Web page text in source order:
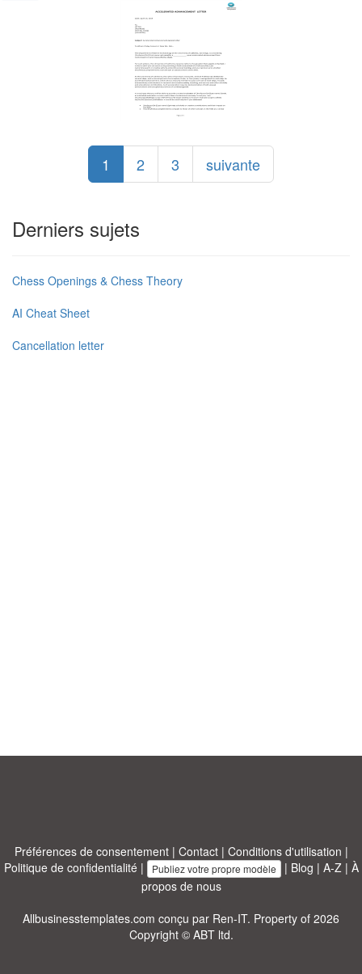
1 2 3 suivante
Derniers sujets
Chess Openings & Chess Theory
AI Cheat Sheet
Cancellation letter
Préférences de consentement| Contact| Conditions d'utilisation |
Politique de confidentialité| Publiez votre propre modèle | Blog | A-Z | À
propos de nous
Allbusinesstemplates.com conçu par Ren-IT. Property of 2026
Copyright © ABT ltd.